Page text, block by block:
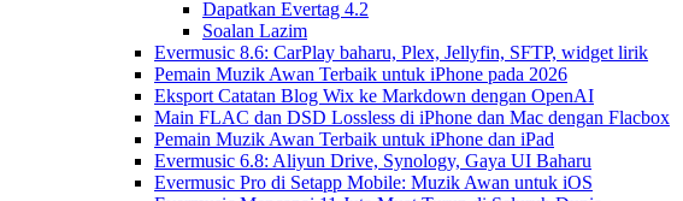
Dapatkan Evertag 4.2
Soalan Lazim
Evermusic 8.6: CarPlay baharu, Plex, Jellyfin, SFTP, widget lirik
Pemain Muzik Awan Terbaik untuk iPhone pada 2026
Eksport Catatan Blog Wix ke Markdown dengan OpenAI
Main FLAC dan DSD Lossless di iPhone dan Mac dengan Flacbox
Pemain Muzik Awan Terbaik untuk iPhone dan iPad
Evermusic 6.8: Aliyun Drive, Synology, Gaya UI Baharu
Evermusic Pro di Setapp Mobile: Muzik Awan untuk iOS